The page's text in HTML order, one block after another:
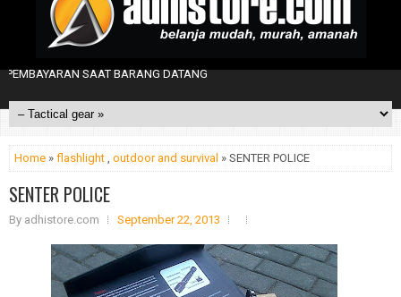
SAAT BARANG DATANG
Home » flashlight , outdoor and survival » SENTER POLICE
SENTER POLICE
By adhistore.com September 22, 2013